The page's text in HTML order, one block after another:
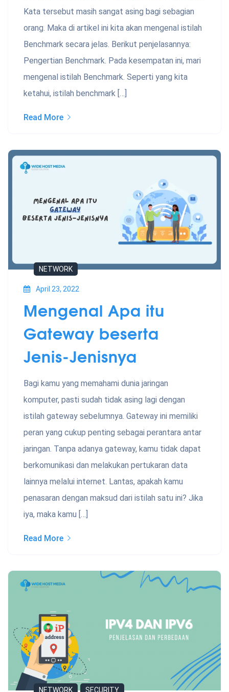
Kata tersebut masih sangat asing bagi sebagian
orang. Maka di artikel ini kita akan mengenal istilah
Benchmark secara jelas. Berikut penjelasannya:
Pengertian Benchmark. Pada kesempatan ini, mari
mengenal istilah Benchmark. Seperti yang kita
ketahui, istilah benchmark […]
Read More
NETWORK
April 23, 2022
Mengenal Apa itu
Gateway beserta
Jenis-Jenisnya
Bagi kamu yang memahami dunia jaringan
komputer, pasti sudah tidak asing lagi dengan
istilah gateway sebelumnya. Gateway ini memiliki
peran yang cukup penting sebagai perantara antar
jaringan. Tanpa adanya gateway, kamu tidak dapat
berkomunikasi dan melakukan pertukaran data
lainnya melalui internet. Lantas, apakah kamu
penasaran dengan maksud dari istilah satu ini? Jika
iya, maka kamu […]
Read More
NETWORK SECURITY